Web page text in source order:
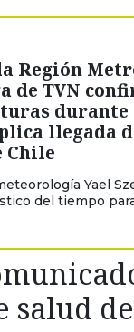
Región
de TVN
llegada
Chile
Yael
del tiempo
salud